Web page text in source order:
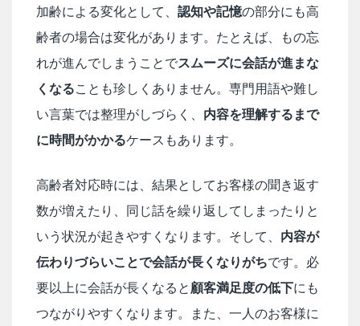
加齢による変化として、 認知や記憶の部分にも高
齢者の場合は変化があります。たとえば、もの忘
れが進んでしまうことでスムーズに会話が進まな
くなることも珍しくありません。専門用語や難し
い言葉では整理がしづらく、 内容を理解するまで
に時間がかかるケースもあります。
高齢者対応時には、結果としてお客様の聞き返す
数が増えたり、同じ話を繰り返してしまったりと
いう状況が起きやすくなります。そして、 内容が
伝わりづらいことで会話が長くなりがちです。必
要以上に会話が長くなると 顧客満足度の低下にも
つながりやすくなります。また、一人のお客様に